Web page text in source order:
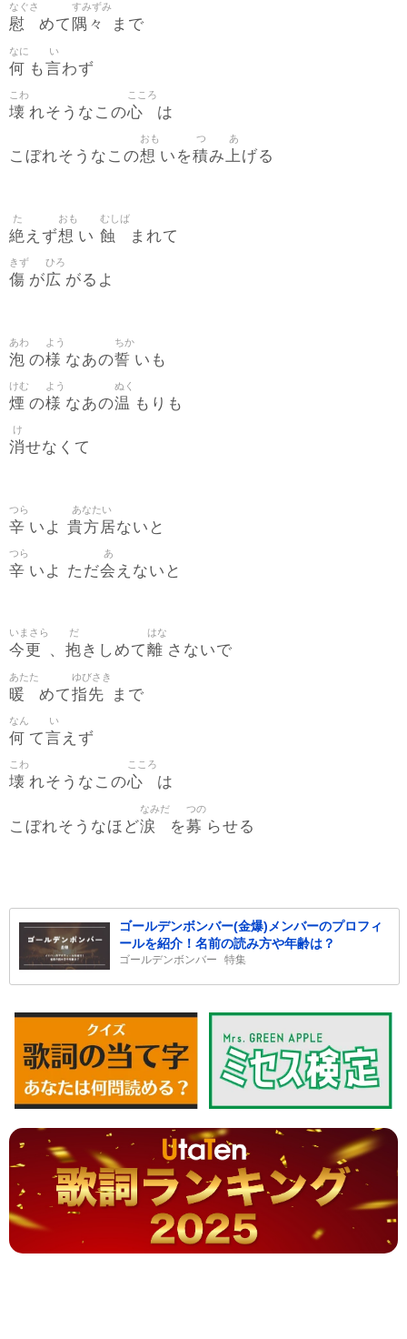
慰
なぐさ
めて 隅々
すみずみ
まで
何
なに
も言
い
わず
壊
こわ
れそうなこの心
こころ
は
こぼれそうなこの想
おも
いを積
つ
み上
あ
げる
絶
た
えず想
おも
い 蝕
むしば
まれて
傷
きず
が広
ひろ
がるよ
泡
あわ
の様
よう
なあの誓
ちか
いも
煙
けむ
の様
よう
なあの温
ぬく
もりも
消
け
せなくて
辛
つら
いよ 貴方居
あなたい
ないと
辛
つら
いよ ただ会
あ
えないと
今更
いまさら
、 抱
だ
きしめて離
はな
さないで
暖
あたた
めて指先
ゆびさき
まで
何
なん
て言
い
えず
壊
こわ
れそうなこの心
こころ
は
こぼれそうなほど涙
なみだ
を募
つの
らせる
ゴールデンボンバー(金爆)メンバーのプロフィ
ールを紹介！名前の読み方や年齢は？
ゴールデンボンバー 特集